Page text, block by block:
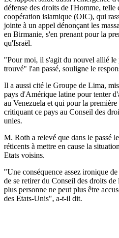
défense des droits de l'Homme, telle
coopération islamique (OIC), qui
jointe à un appel dénonçant les
en Birmanie, s'en prenant pour la
qu'Israël.
"Pour moi, il s'agit du nouvel allié le
trouvé" l'an passé, souligne le
Il a aussi cité le Groupe de Lima,
pays d'Amérique latine pour tenter
au Venezuela et qui pour la
critiquant ce pays au Conseil des
unies.
M. Roth a relevé que dans le passé
réticents à mettre en cause la
Etats voisins.
"Une conséquence assez ironique
de se retirer du Conseil des droits
plus personne ne peut plus être
des Etats-Unis", a-t-il dit.